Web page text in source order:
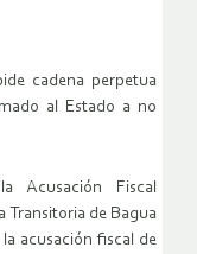
cadena perpetua
al Estado a no
Acusación Fiscal
Transitoria de Bagua
acusación fiscal de